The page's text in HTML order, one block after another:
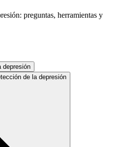
preguntas, herramientas y
depresión
de la depresión